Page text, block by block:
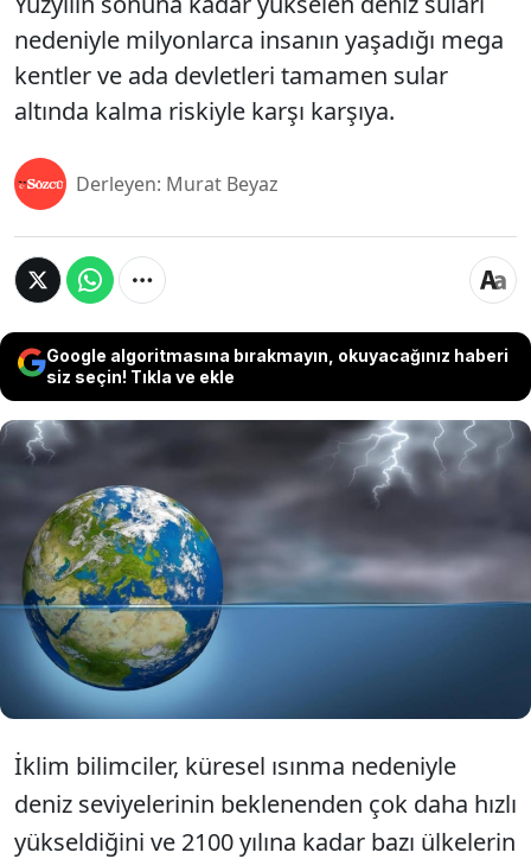
nedeniyle milyonlarca insanın yaşadığı mega
kentler ve ada devletleri tamamen sular
altında kalma riskiyle karşı karşıya.
Derleyen: Murat Beyaz
Google algoritmasına bırakmayın, okuyacağınız haberi
siz seçin! Tıkla ve ekle
Yüzyılın sonuna kadar yükselen deniz suları
nedeniyle milyonlarca insanın yaşadığı
mega kentler ve ada devletleri tamamen
sular altında kalma riskiyle karşı karşıya.
İklim bilimciler, küresel ısınma nedeniyle
deniz seviyelerinin beklenenden çok daha hızlı
yükseldiğini ve 2100 yılına kadar bazı ülkelerin